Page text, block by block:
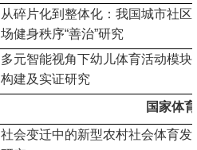
从碎片化到整体化：我国城市社区
场健身秩序“善治”研究
多元智能视角下幼儿体育活动模块
构建及实证研究
国家体
社会变迁中的新型农村社会体育发